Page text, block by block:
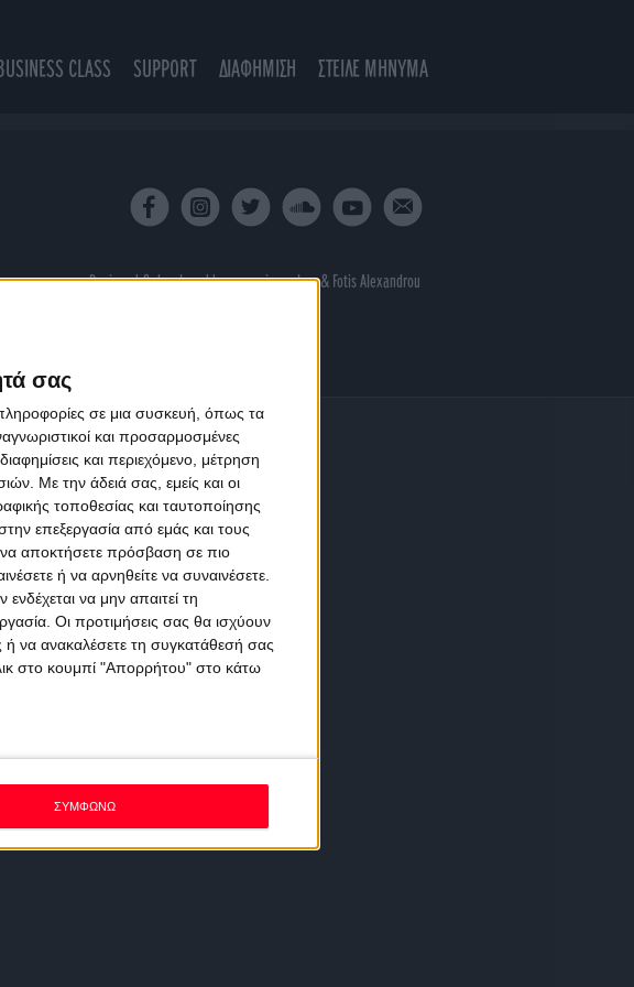
σας
σε μια συσκευή, όπως τα
και προσαρμοσμένες
και περιεχόμενο, μέτρηση
Με την άδειά σας, εμείς και οι
τοποθεσίας και ταυτοποίησης
επεξεργασία από εμάς και τους
αποκτήσετε πρόσβαση σε πιο
ή να αρνηθείτε να συναινέσετε.
να μην απαιτεί τη
Οι προτιμήσεις σας θα ισχύουν
ή να ανακαλέσετε τη συγκατάθεσή σας
στο κουμπί "Απορρήτου" στο κάτω
ΣΥΜΦΩΝΩ
CLASS SUPPORT ΔΙΑΦΗΜΙΣΗ ΣΤΕΙΛΕ ΜΗΝΥΜΑ
Designed & developed byporcupine colors& Fotis Alexandrou